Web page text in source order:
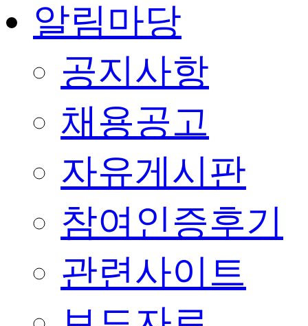
알림마당
공지사항
채용공고
자유게시판
참여인증후기
관련사이트